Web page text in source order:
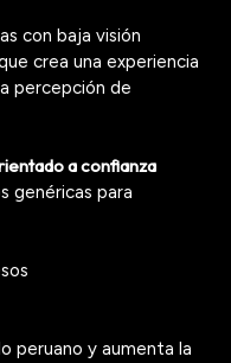
con baja visión
crea una experiencia
percepción de
a confianza
genéricas para
peruano y aumenta la